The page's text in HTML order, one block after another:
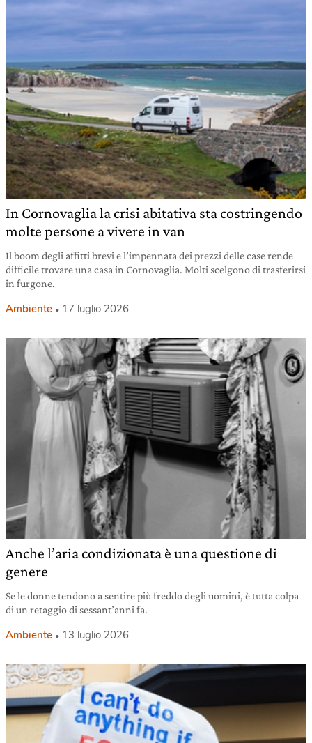
In Cornovaglia la crisi abitativa sta costringendo
molte persone a vivere in van
Il boom degli affitti brevi e l’impennata dei prezzi delle case rende
difficile trovare una casa in Cornovaglia. Molti scelgono di trasferirsi
in furgone.
Ambiente 17 luglio 2026
Anche l’aria condizionata è una questione di
genere
Se le donne tendono a sentire più freddo degli uomini, è tutta colpa
di un retaggio di sessant’anni fa.
Ambiente 13 luglio 2026